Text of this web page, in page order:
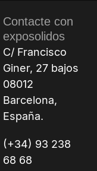
Contacte con
exposolidos
C/ Francisco
Giner, 27 bajos
08012
Barcelona,
España.
(+34) 93 238
68 68